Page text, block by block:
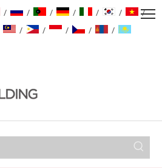
/ / / / / /
/
/ / / / /